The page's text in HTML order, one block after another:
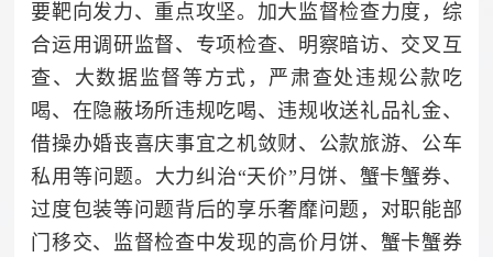
要靶向发力、重点攻坚。加大监督检查力度，综
合运用调研监督、专项检查、明察暗访、交叉互
查、大数据监督等方式，严肃查处违规公款吃
喝、在隐蔽场所违规吃喝、违规收送礼品礼金、
借操办婚丧喜庆事宜之机敛财、公款旅游、公车
私用等问题。大力纠治“天价”月饼、蟹卡蟹券、
过度包装等问题背后的享乐奢靡问题，对职能部
门移交、监督检查中发现的高价月饼、蟹卡蟹券